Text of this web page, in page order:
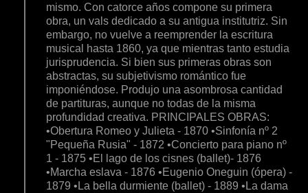
mismo. Con catorce años compone su primera
obra, un vals dedicado a su antigua institutriz. Sin
embargo, no vuelve a reemprender la escritura
musical hasta 1860, ya que mientras tanto estudia
jurisprudencia. Si bien sus primeras obras son
abstractas, su subjetivismo romántico fue
imponiéndose. Produjo una asombrosa cantidad
de partituras, aunque no todas de la misma
profundidad creativa. PRINCIPALES OBRAS:
•Obertura Romeo y Julieta - 1870 •Sinfonía nº 2
"Pequeña Rusia" - 1872 •Concierto para piano nº
1 - 1875 •El lago de los cisnes (ballet)- 1876
•Marcha eslava - 1876 •Eugenio Oneguin (ópera) -
1879 •La bella durmiente (ballet) - 1889 •La dama